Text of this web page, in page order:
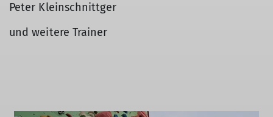
Peter Kleinschnittger
und weitere Trainer